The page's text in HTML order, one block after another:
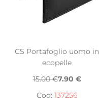
CS Portafoglio uomo in
ecopelle
15.00 €7.90 €
Cod: 137256